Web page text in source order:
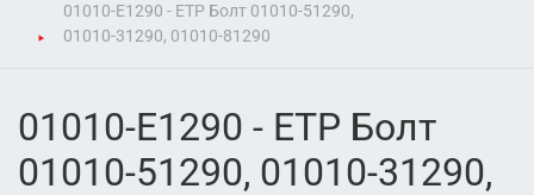
01010-E1290 - ETP Болт 01010-51290,
01010-31290, 01010-81290
01010-E1290 - ETP Болт
01010-51290, 01010-31290,